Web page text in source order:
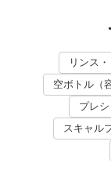
リンス
空ボトル（
プレ
スキャル